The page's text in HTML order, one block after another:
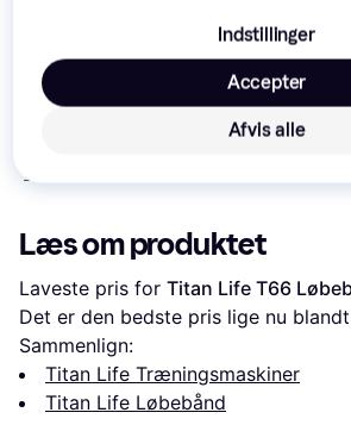
Urevo Spacewalk
E4W
633 kr.
ODIN T750
Læs om produktet
Laveste pris for Titan Life T66
Det er den bedste pris lige nu blandt
Sammenlign:
Titan Life Træningsmaskiner
Titan Life Løbebånd
Indstillinger
Afvis alle
Accepter